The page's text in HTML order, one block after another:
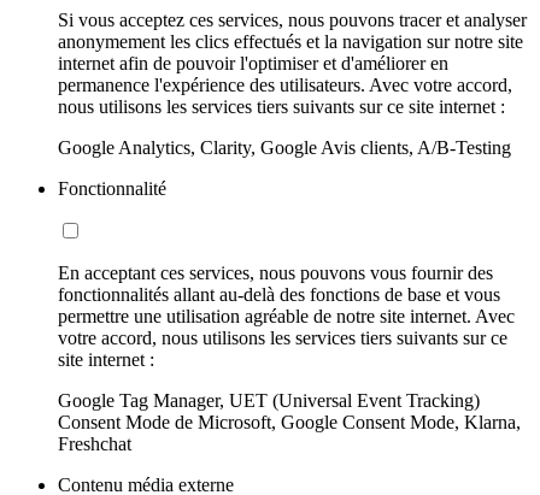
Si vous acceptez ces services, nous pouvons tracer et analyser
anonymement les clics effectués et la navigation sur notre site
internet afin de pouvoir l'optimiser et d'améliorer en
permanence l'expérience des utilisateurs. Avec votre accord,
nous utilisons les services tiers suivants sur ce site internet :
Google Analytics, Clarity, Google Avis clients, A/B-Testing
Fonctionnalité
En acceptant ces services, nous pouvons vous fournir des
fonctionnalités allant au-delà des fonctions de base et vous
permettre une utilisation agréable de notre site internet. Avec
votre accord, nous utilisons les services tiers suivants sur ce
site internet :
Google Tag Manager, UET (Universal Event Tracking)
Consent Mode de Microsoft, Google Consent Mode, Klarna,
Freshchat
Contenu média externe